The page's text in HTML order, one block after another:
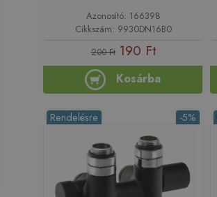
Azonosító: 166398
Cikkszám: 9930DN16B0
200 Ft 190 Ft
Kosárba
-5%
Rendelésre